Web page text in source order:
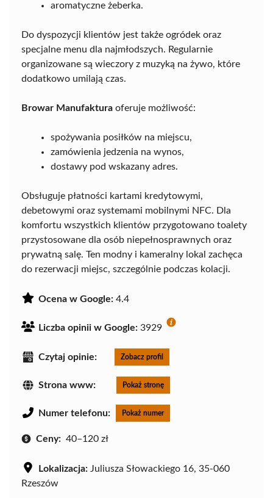
aromatyczne żeberka.
Do dyspozycji klientów jest także ogródek oraz
specjalne menu dla najmłodszych. Regularnie
organizowane są wieczory z muzyką na żywo, które
dodatkowo umilają czas.
Browar Manufaktura oferuje możliwość:
spożywania posiłków na miejscu,
zamówienia jedzenia na wynos,
dostawy pod wskazany adres.
Obsługuje płatności kartami kredytowymi,
debetowymi oraz systemami mobilnymi NFC. Dla
komfortu wszystkich klientów przygotowano toalety
przystosowane dla osób niepełnosprawnych oraz
prywatną salę. Ten modny i kameralny lokal zachęca
do rezerwacji miejsc, szczególnie podczas kolacji.
Ocena w Google: 4.4
Liczba opinii w Google: 3929
Czytaj opinie: Zobacz profil
Strona www: Pokaż stronę
Numer telefonu: Pokaż numer
Ceny: 40–120 zł
Lokalizacja: Juliusza Słowackiego 16, 35-060
Rzeszów